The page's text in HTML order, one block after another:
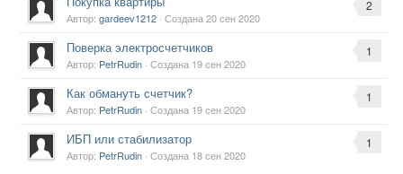
2
Автор: gardeev1212 · Создана20 сен 2020
1
Поверка электросчетчиков
Автор: PetrRudin · Создана 19 сен 2020
1
Как обмануть счетчик?
Автор: PetrRudin · Создана 19 сен 2020
1
ИБП или стабилизатор
Автор: PetrRudin · Создана 18 сен 2020